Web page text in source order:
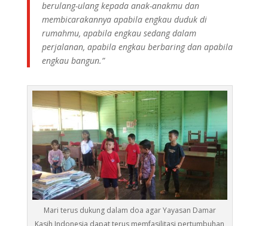
berulang-ulang kepada anak-anakmu dan
membicarakannya apabila engkau duduk di
rumahmu, apabila engkau sedang dalam
perjalanan, apabila engkau berbaring dan apabila
engkau bangun.”
Mari terus dukung dalam doa agar Yayasan Damar